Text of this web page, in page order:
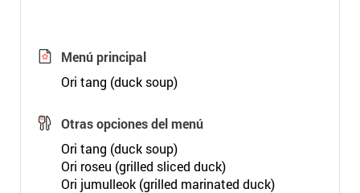
Menú principal
Ori tang (duck soup)
Otras opciones del menú
Ori tang (duck soup)
Ori roseu (grilled sliced duck)
Ori jumulleok (grilled marinated duck)